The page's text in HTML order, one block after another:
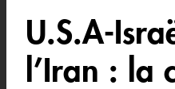
U.S.A-
l’Iran : la